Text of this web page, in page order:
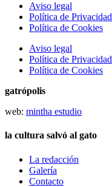
Aviso legal
Política de Privacidad
Política de Cookies
Aviso legal
Política de Privacidad
Política de Cookies
gatrópolis
web: mintha estudio
la cultura salvó al gato
La redacción
Galería
Contacto